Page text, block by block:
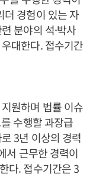
더 경험이 있는 자
분야의 석·박사
대한다. 접수기간
원하며 법률 이슈
수행할 과장급
3년 이상의 경력
서 근무한 경력이
다. 접수기간은 3